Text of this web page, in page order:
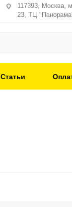
117393, Москва,
23, ТЦ
Статьи